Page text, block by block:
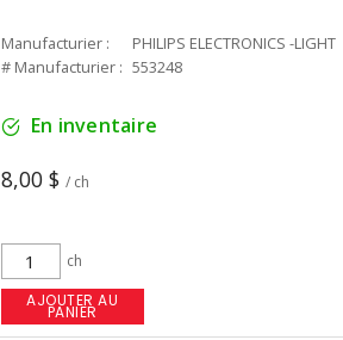
Manufacturier :
PHILIPS ELECTRONICS -LIGHT
# Manufacturier : 553248
En inventaire
8,00 $ / ch
ch
AJOUTER AU
PANIER